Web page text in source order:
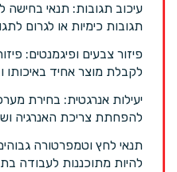
עיכוב תגובות: תנאי בחישה
תגובות כימיות או לגרום
פיזור צבעים ופיגמנטים:
לקבלת מוצר אחיד באיכותו
יעילות אנרגטית: בחירת
להפחתת צריכת האנרגיה
תנאי לחץ וטמפרטורה
להיות מתוכננות לעבודה